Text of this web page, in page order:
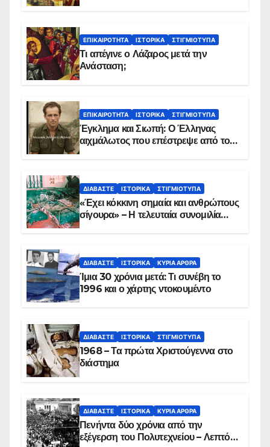
ΕΠΙΚΑΙΡΌΤΗΤΑ ΙΣΤΟΡΙΚΆ ΣΤΙΓΜΙΌΤΥΠΑ
Τι απέγινε ο Λάζαρος μετά την
Ανάσταση;
ΕΠΙΚΑΙΡΌΤΗΤΑ ΙΣΤΟΡΙΚΆ ΣΤΙΓΜΙΌΤΥΠΑ
Έγκλημα και Σιωπή: Ο Έλληνας
αιχμάλωτος που επέστρεψε από το
ΔΙΑΒΆΣΤΕ ΙΣΤΟΡΙΚΆ ΣΤΙΓΜΙΌΤΥΠΑ
«Έχει κόκκινη σημαία και ανθρώπους
σίγουρα» – Η τελευταία συνομιλία
ΔΙΑΒΆΣΤΕ ΙΣΤΟΡΙΚΆ ΚΥΡΙΑ ΑΡΘΡΑ
Ίμια 30 χρόνια μετά: Τι συνέβη το
1996 και ο χάρτης ντοκουμέντο
ΔΙΑΒΆΣΤΕ ΙΣΤΟΡΙΚΆ ΣΤΙΓΜΙΌΤΥΠΑ
1968 – Τα πρώτα Χριστούγεννα στο
διάστημα
ΔΙΑΒΆΣΤΕ ΙΣΤΟΡΙΚΆ ΚΥΡΙΑ ΑΡΘΡΑ
Πενήντα δύο χρόνια από την
εξέγερση του Πολυτεχνείου – Λεπτό